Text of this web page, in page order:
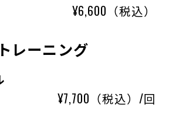
¥6,600（税込）
レーニング
¥7,700（税込）/回